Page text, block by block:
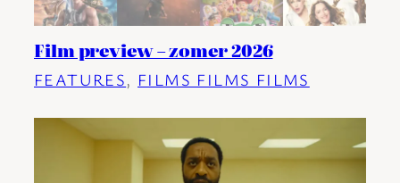
Film preview – zomer 2026
FEATURES, FILMS FILMS FILMS